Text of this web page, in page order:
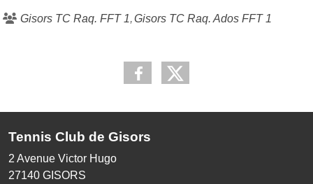
Gisors TC Raq. FFT 1 Gisors TC Raq. Ados FFT 1
Tennis Club de Gisors
2 Avenue Victor Hugo
27140 GISORS